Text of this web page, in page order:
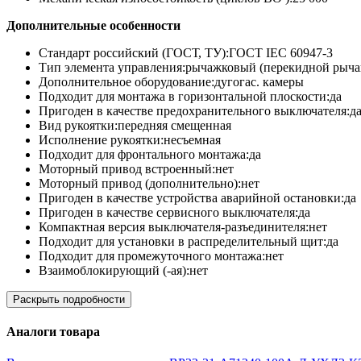
Дополнительные особенности
Стандарт российский (ГОСТ, ТУ):ГОСТ IEC 60947-3
Тип элемента управления:рычажковый (перекидной
Дополнительное оборудование:дугогас. камеры
Подходит для монтажа в горизонтальной плоскости:да
Пригоден в качестве предохранительного выключателя:да
Вид рукоятки:передняя смещенная
Исполнение рукоятки:несъемная
Подходит для фронтального монтажа:да
Моторный привод встроенный:нет
Моторный привод (дополнительно):нет
Пригоден в качестве устройства аварийной остановки:да
Пригоден в качестве сервисного выключателя:да
Компактная версия выключателя-разъединителя:нет
Подходит для установки в распределительный щит:да
Подходит для промежуточного монтажа:нет
Взаимоблокирующий (-ая):нет
Раскрыть подробности
Аналоги товара